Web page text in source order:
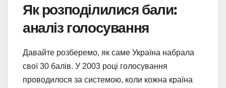
Як розподілилися бали:
аналіз голосування
Давайте розберемо, як саме Україна набрала
свої 30 балів. У 2003 році голосування
проводилося за системою, коли кожна країна